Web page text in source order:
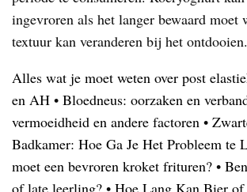
ingevroren als het langer bewaard moet
textuur kan veranderen bij het ontdooien.
Alles wat je moet weten over post
en AH • Bloedneus: oorzaken en
vermoeidheid en andere factoren •
Badkamer: Hoe Ga Je Het Probleem te
moet een bevroren kroket frituren? •
of late leerling? • Hoe Lang Kan Bier